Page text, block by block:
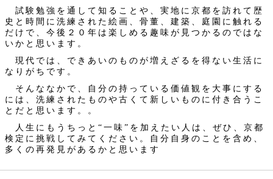
試験勉強を通して知ることや、実地に京都を訪れて歴
史と時間に洗練された絵画、骨董、建築、庭園に触れる
だけで、今後２０年は楽しめる趣味が見つかるのではな
いかと思います。
現代では、できあいのものが増えざるを得ない生活に
なりがちです。
そんななかで、自分の持っている価値観を大事にする
には、洗練されたものや古くて新しいものに付き合うこ
とだと思います。。
人生にもうちっと“一味”を加えたい人は、ぜひ、京都
検定に挑戦してみてください。自分自身のことを含め、
多くの再発見があるかと思います